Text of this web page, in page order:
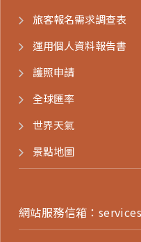
旅客報名需求調查表
運用個人資料報告書
護照申請
全球匯率
世界天氣
景點地圖
網站服務信箱：